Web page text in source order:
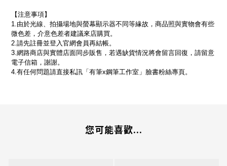
【注意事項】
1.由於光線、拍攝場地與螢幕顯示器不同等緣故，商品照與實物會有些
微色差，介意色差者建議來店購買。
2.請先註冊並登入官網會員再結帳。
3.網路商店與實體店面同步販售，若遇缺貨情況將會留言回復，請留意
電子信箱，謝謝。
4.有任何問題請直接私訊「有筆x鋼筆工作室」臉書粉絲專頁。
您可能喜歡...